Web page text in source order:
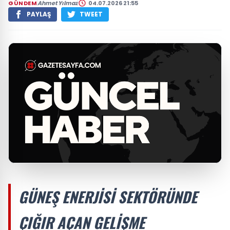
GÜNDEMAhmet Yılmaz 04.07.2026 21:55
PAYLAŞ TWEET
GÜNEŞ ENERJISI SEKTÖRÜNDE
ÇIĞIR AÇAN GELIŞME